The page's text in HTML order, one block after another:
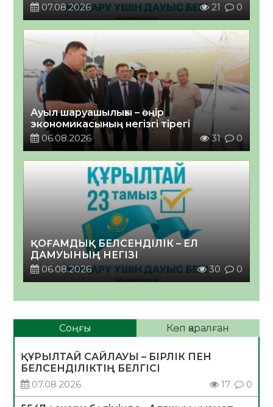
07.08.2026
21 0
Ауыл шаруашылығы – өңір
экономикасының негізгі тірегі
06.08.2026
31 0
ҚОҒАМДЫҚ БЕЛСЕНДІЛІК – ЕЛ
ДАМУЫНЫҢ НЕГІЗІ
06.08.2026
30 0
Соңғы Көп қаралған
ҚҰРЫЛТАЙ САЙЛАУЫ – БІРЛІК ПЕН
БЕЛСЕНДІЛІКТІҢ БЕЛГІСІ
07.08.2026
17 0